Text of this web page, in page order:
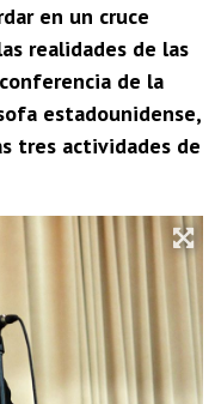
en un cruce
realidades de las
de la
estadounidense,
tres actividades de